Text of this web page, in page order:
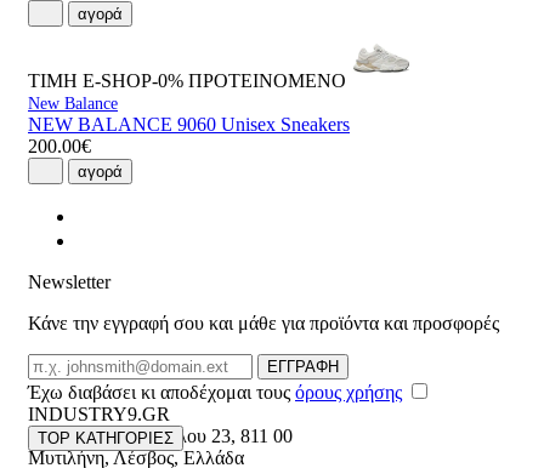
αγορά
ΤΙΜΗ E-SHOP-0% ΠΡΟΤΕΙΝΟΜΕΝΟ
New Balance
NEW BALANCE 9060 Unisex Sneakers
200.00€
αγορά
Newsletter
Κάνε την εγγραφή σου και μάθε για προϊόντα και προσφορές
Email
ΕΓΓΡΑΦΗ
Έχω διαβάσει κι αποδέχομαι τους όρους χρήσης
INDUSTRY9.GR
Ελευθέριου Βενιζέλου 23, 811 00
Μυτιλήνη,Λέσβος,Ελλάδα
TOP ΚΑΤΗΓΟΡΙΕΣ